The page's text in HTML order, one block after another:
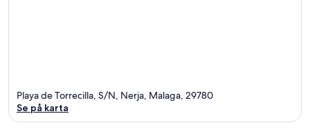
Playa de Torrecilla, S/N, Nerja, Malaga, 29780
Se på karta